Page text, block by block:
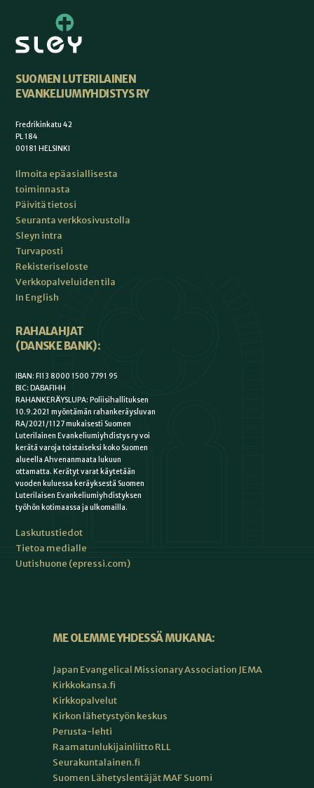
SUOMEN LUTERILAINEN
EVANKELIUMIYHDISTYS RY
Fredrikinkatu 42
PL 184
00181 HELSINKI
Ilmoita epäasiallisesta
toiminnasta
Päivitä tietosi
Seuranta verkkosivustolla
Sleyn intra
Turvaposti
Rekisteriseloste
Verkkopalveluiden tila
In English
RAHALAHJAT
(DANSKE BANK):
IBAN: FI13 8000 1500 7791 95
BIC: DABAFIHH
RAHANKERÄYSLUPA: Poliisihallituksen
10.9.2021 myöntämän rahankeräysluvan
RA/2021/1127 mukaisesti Suomen
Luterilainen Evankeliumiyhdistys ry voi
kerätä varoja toistaiseksi koko Suomen
alueella Ahvenanmaata lukuun
ottamatta. Kerätyt varat käytetään
vuoden kuluessa keräyksestä Suomen
Luterilaisen Evankeliumiyhdistyksen
työhön kotimaassa ja ulkomailla.
Laskutustiedot
Tietoa medialle
Uutishuone (epressi.com)
ME OLEMME YHDESSÄ MUKANA:
Japan Evangelical Missionary Association JEMA
Kirkkokansa.fi
Kirkkopalvelut
Kirkon lähetystyön keskus
Perusta-lehti
Raamatunlukijainliitto RLL
Seurakuntalainen.fi
Suomen Lähetyslentäjät MAF Suomi